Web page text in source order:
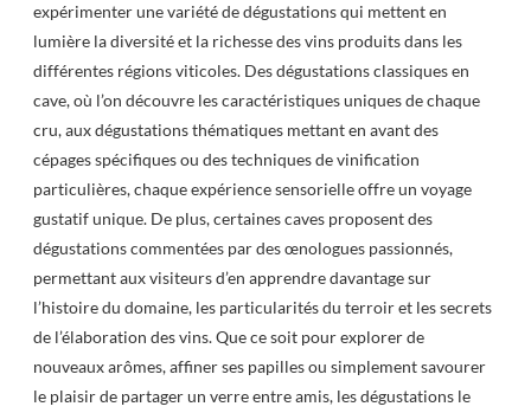
expérimenter une variété de dégustations qui mettent en
lumière la diversité et la richesse des vins produits dans les
différentes régions viticoles. Des dégustations classiques en
cave, où l’on découvre les caractéristiques uniques de chaque
cru, aux dégustations thématiques mettant en avant des
cépages spécifiques ou des techniques de vinification
particulières, chaque expérience sensorielle offre un voyage
gustatif unique. De plus, certaines caves proposent des
dégustations commentées par des œnologues passionnés,
permettant aux visiteurs d’en apprendre davantage sur
l’histoire du domaine, les particularités du terroir et les secrets
de l’élaboration des vins. Que ce soit pour explorer de
nouveaux arômes, affiner ses papilles ou simplement savourer
le plaisir de partager un verre entre amis, les dégustations le